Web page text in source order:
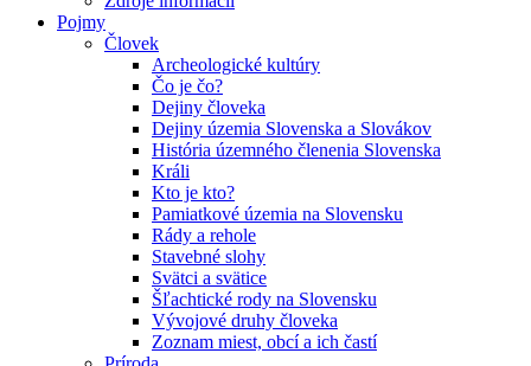
Pojmy
Človek
Archeologické kultúry
Čo je čo?
Dejiny človeka
Dejiny územia Slovenska a Slovákov
História územného členenia Slovenska
Králi
Kto je kto?
Pamiatkové územia na Slovensku
Rády a rehole
Stavebné slohy
Svätci a svätice
Šľachtické rody na Slovensku
Vývojové druhy človeka
Zoznam miest, obcí a ich častí